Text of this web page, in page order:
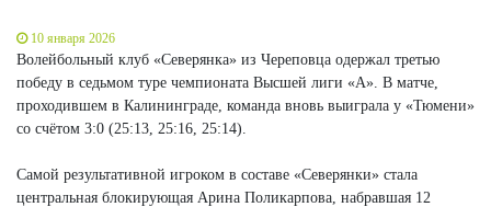
10 января 2026
Волейбольный клуб «Северянка» из Череповца одержал третью
победу в седьмом туре чемпионата Высшей лиги «А». В матче,
проходившем в Калининграде, команда вновь выиграла у «Тюмени»
со счётом 3:0 (25:13, 25:16, 25:14).
Самой результативной игроком в составе «Северянки» стала
центральная блокирующая Арина Поликарпова, набравшая 12